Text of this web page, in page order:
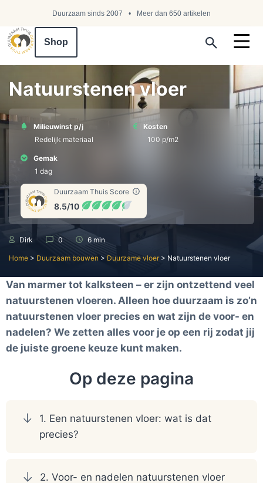
Duurzaam sinds 2007 Meer dan 650 artikelen
Shop
Natuurstenen vloer
Milieuwinst p/j
Redelijk materiaal
Kosten
100 p/m2
Gemak
1 dag
Duurzaam Thuis Score
8.5/10
Dirk 0 6 min
Home > Duurzaam bouwen > Duurzame vloer > Natuurstenen vloer
Van marmer tot kalksteen – er zijn ontzettend veel
natuurstenen vloeren. Alleen hoe duurzaam is zo’n
natuurstenen vloer precies en wat zijn de voor- en
nadelen? We zetten alles voor je op een rij zodat jij
de juiste groene keuze kunt maken.
Op deze pagina
1. Een natuurstenen vloer: wat is dat
precies?
2. Voor- en nadelen natuurstenen vloer